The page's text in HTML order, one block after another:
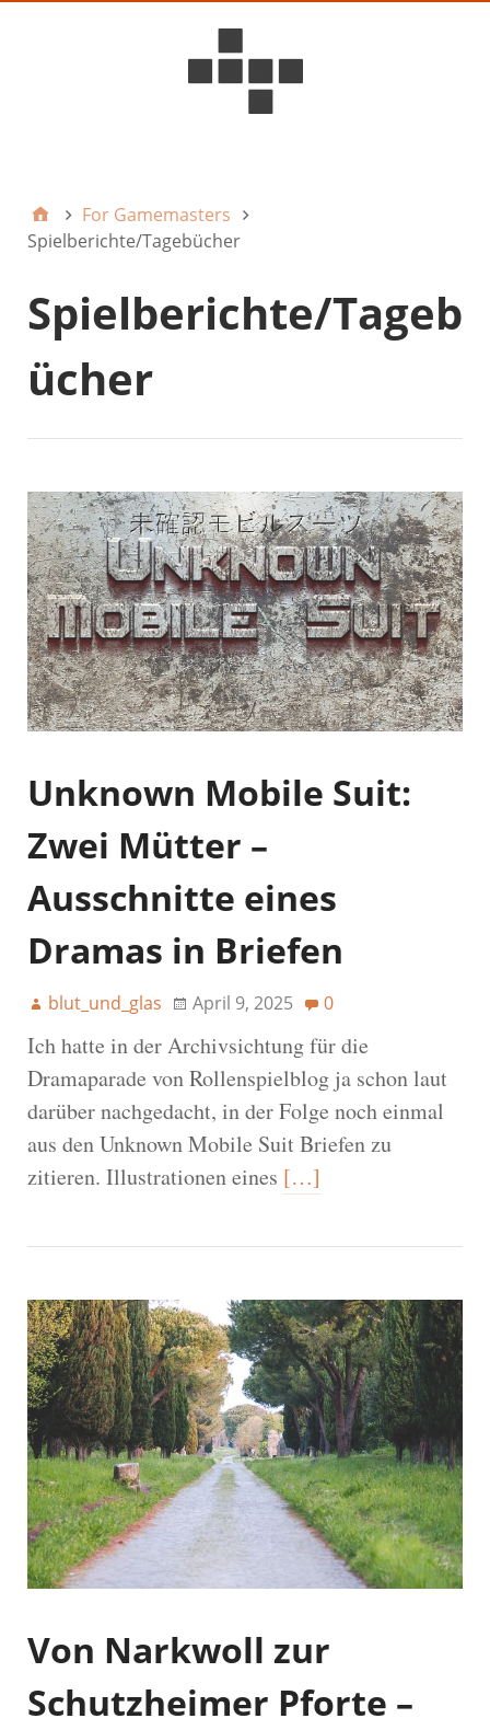
For Gamemasters
Spielberichte/Tagebücher
Spielberichte/Tageb
ücher
Unknown Mobile Suit:
Zwei Mütter –
Ausschnitte eines
Dramas in Briefen
blut_und_glas April 9, 2025 0
Ich hatte in der Archivsichtung für die
Dramaparade von Rollenspielblog ja schon laut
darüber nachgedacht, in der Folge noch einmal
aus den Unknown Mobile Suit Briefen zu
zitieren. Illustrationen eines […]
Von Narkwoll zur
Schutzheimer Pforte –